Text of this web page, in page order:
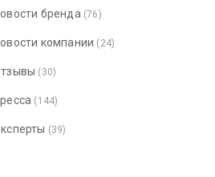
бренда (76)
компании (24)
(30)
(144)
(39)